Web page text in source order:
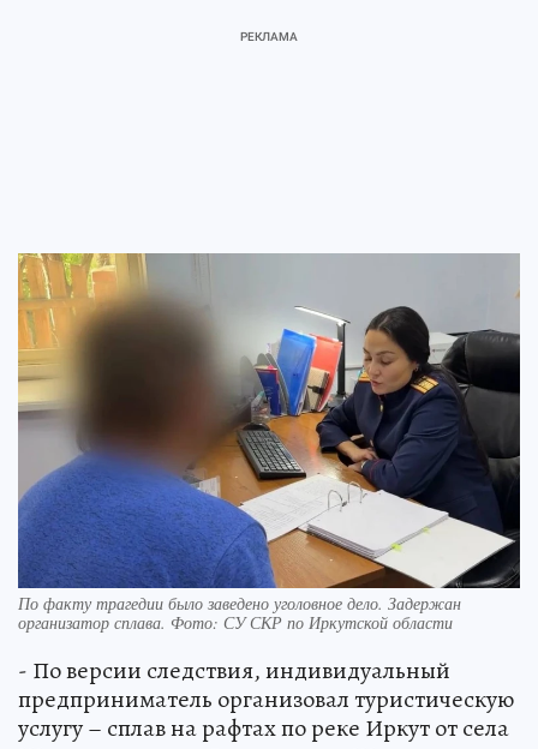
По факту трагедии было заведено уголовное дело. Задержан
организатор сплава. Фото: СУ СКР по Иркутской области
- По версии следствия, индивидуальный
предприниматель организовал туристическую
услугу – сплав на рафтах по реке Иркут от села